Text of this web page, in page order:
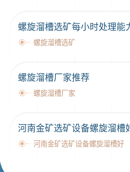
螺旋溜槽选矿每小时处理能
螺旋溜槽选矿
螺旋溜槽厂家推荐
螺旋溜槽厂家
河南金矿选矿设备螺旋溜槽
河南金矿选矿设备螺旋溜槽好